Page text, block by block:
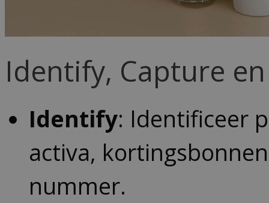
Identify, Capture
Identify: Identificeer
activa,
nummer.